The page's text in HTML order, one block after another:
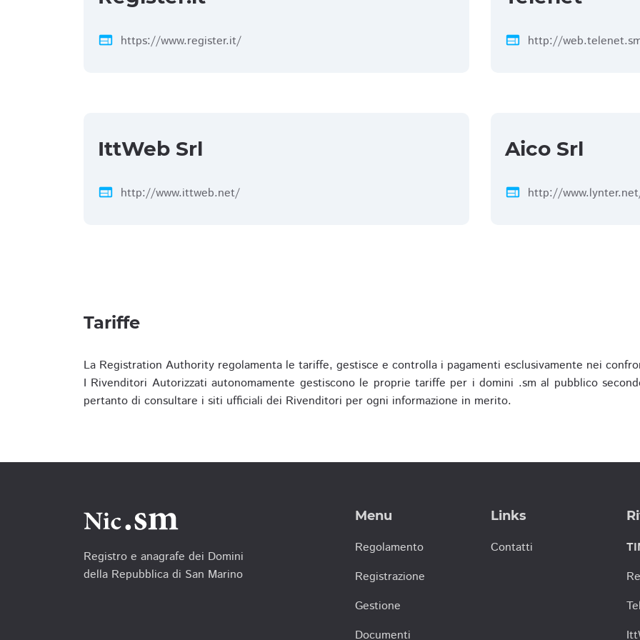
web https://www.register.it/ web http://
IttWeb Srl
web http://www.ittweb.net/
Aico Srl
web http://
Tariffe
La Registration Authority regolamenta le tariffe, gestisce e controlla i pagamenti esclusivamente nei
I Rivenditori Autorizzati autonomamente gestiscono le proprie tariffe per i domini .sm al pubblico
pertanto di consultare i siti ufficiali dei Rivenditori per ogni informazione in merito.
Registro e anagrafe dei Domini
della Repubblica di San Marino
Menu
Regolamento
Registrazione
Gestione
Documenti
Links
Contatti